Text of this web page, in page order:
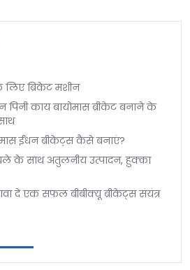
ब्रिकेट मशीन
पिनी काय बायोमास ब्रीकेट बनाने के
ईंधन ब्रीकेट्स कैसे बनाएं?
के साथ अतुलनीय उत्पादन, हुक्का
दें एक सफल बीबीक्यू ब्रीकेट्स संयंत्र